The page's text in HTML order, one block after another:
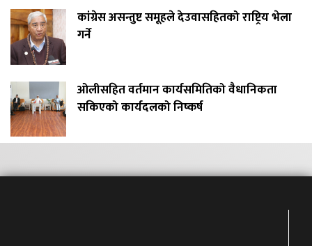
कांग्रेस असन्तुष्ट समूहले देउवासहितको राष्ट्रिय भेला
गर्ने
ओलीसहित वर्तमान कार्यसमितिको वैधानिकता
सकिएको कार्यदलको निष्कर्ष